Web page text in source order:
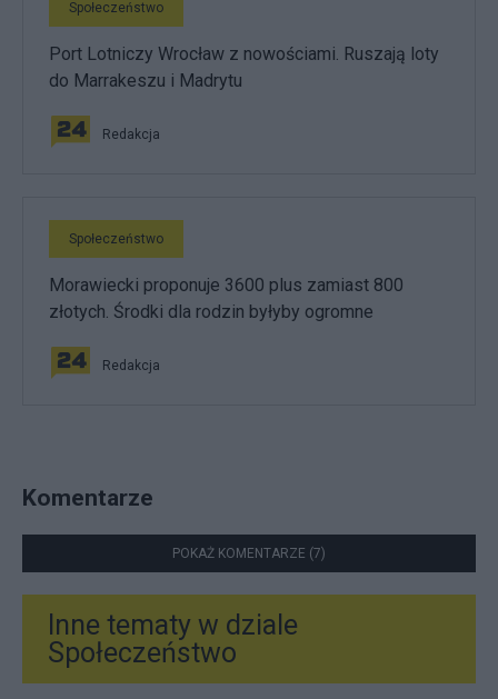
Społeczeństwo
Port Lotniczy Wrocław z nowościami. Ruszają loty
do Marrakeszu i Madrytu
Redakcja
Społeczeństwo
Morawiecki proponuje 3600 plus zamiast 800
złotych. Środki dla rodzin byłyby ogromne
Redakcja
Komentarze
POKAŻ KOMENTARZE (7)
Inne tematy w dziale
Społeczeństwo